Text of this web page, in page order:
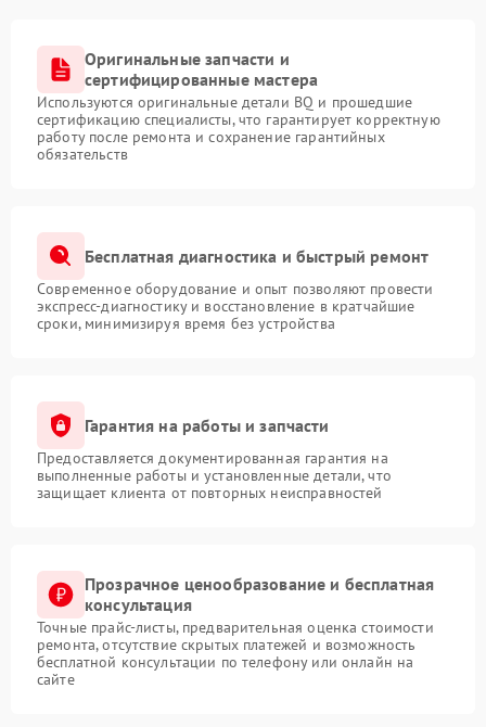
Оригинальные запчасти и
сертифицированные мастера
Используются оригинальные детали BQ и прошедшие
сертификацию специалисты, что гарантирует корректную
работу после ремонта и сохранение гарантийных
обязательств
Бесплатная диагностика и быстрый ремонт
Современное оборудование и опыт позволяют провести
экспресс-диагностику и восстановление в кратчайшие
сроки, минимизируя время без устройства
Гарантия на работы и запчасти
Предоставляется документированная гарантия на
выполненные работы и установленные детали, что
защищает клиента от повторных неисправностей
Прозрачное ценообразование и бесплатная
консультация
Точные прайс-листы, предварительная оценка стоимости
ремонта, отсутствие скрытых платежей и возможность
бесплатной консультации по телефону или онлайн на
сайте